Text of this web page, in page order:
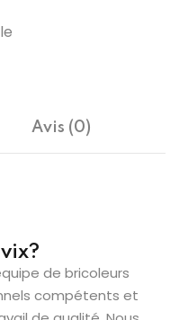
Avis (0)
de bricoleurs
compétents et